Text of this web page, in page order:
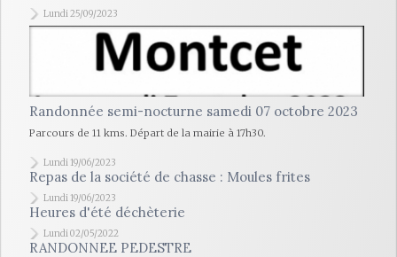
Lundi 25/09/2023
Randonnée semi-nocturne samedi 07 octobre 2023
Parcours de 11 kms. Départ de la mairie à 17h30.
Lundi 19/06/2023
Repas de la société de chasse : Moules frites
Lundi 19/06/2023
Heures d'été déchèterie
Lundi 02/05/2022
RANDONNEE PEDESTRE